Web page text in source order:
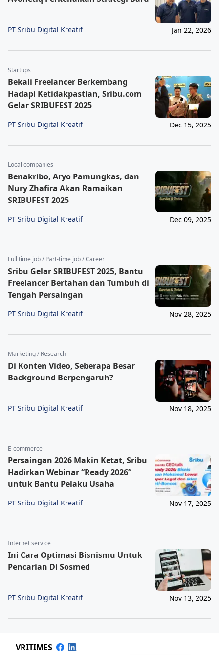
PT Sribu Digital Kreatif Jan 22, 2026
Startups
Bekali Freelancer Berkembang
Hadapi Ketidakpastian, Sribu.com
Gelar SRIBUFEST 2025
PT Sribu Digital Kreatif Dec 15, 2025
Local companies
Benakribo, Aryo Pamungkas, dan
Nury Zhafira Akan Ramaikan
SRIBUFEST 2025
PT Sribu Digital Kreatif Dec 09, 2025
Full time job / Part-time job / Career
Sribu Gelar SRIBUFEST 2025, Bantu
Freelancer Bertahan dan Tumbuh di
Tengah Persaingan
PT Sribu Digital Kreatif Nov 28, 2025
Marketing / Research
Di Konten Video, Seberapa Besar
Background Berpengaruh?
PT Sribu Digital Kreatif Nov 18, 2025
E-commerce
Persaingan 2026 Makin Ketat, Sribu
Hadirkan Webinar “Ready 2026”
untuk Bantu Pelaku Usaha
PT Sribu Digital Kreatif Nov 17, 2025
Internet service
Ini Cara Optimasi Bisnismu Untuk
Pencarian Di Sosmed
PT Sribu Digital Kreatif Nov 13, 2025
VRITIMES